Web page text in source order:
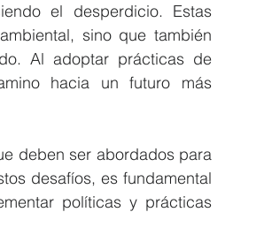
el desperdicio. Estas
sino que también
Al adoptar prácticas de
hacia un futuro más
deben ser abordados para
desafíos, es fundamental
políticas y prácticas